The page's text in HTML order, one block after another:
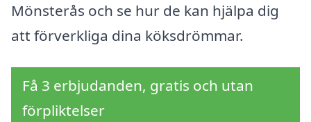
Mönsterås och se hur de kan hjälpa dig
att förverkliga dina köksdrömmar.
Få 3 erbjudanden, gratis och utan
förpliktelser